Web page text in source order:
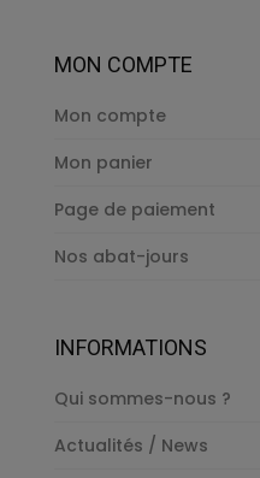
MON COMPTE
Mon compte
Mon panier
Page de paiement
Nos abat-jours
INFORMATIONS
Qui sommes-nous ?
Actualités / News